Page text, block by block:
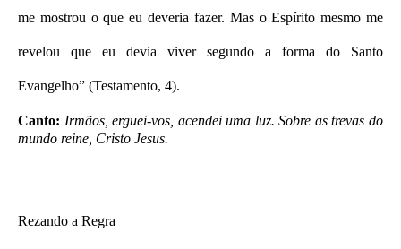
me mostrou o que eu deveria fazer. Mas o Espírito mesmo me
revelou que eu devia viver segundo a forma do Santo
Evangelho” (Testamento, 4).
Canto: Irmãos, erguei-vos, acendei uma luz. Sobre as trevas do
mundo reine, Cristo Jesus.
Rezando a Regra